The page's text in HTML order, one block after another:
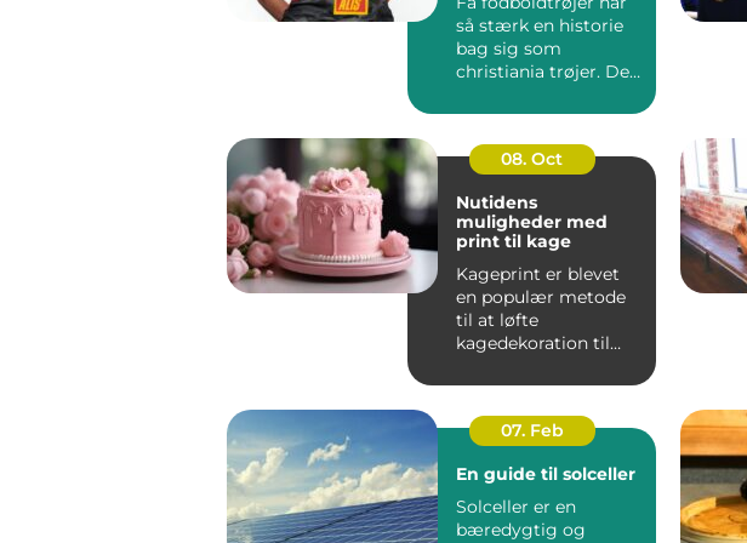
så stærk en historie
bag sig som
christiania trøjer. De
far...
08. Oct
Nutidens
muligheder med
print til kage
Kageprint er blevet
en populær metode
til at løfte
kagedekoration til
07. Feb
En guide til solceller
Solceller er en
bæredygtig og